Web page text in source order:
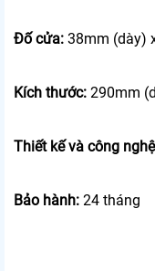
Đố cửa: 38mm (dày)
Kích thước: 290mm
Thiết kế và công
Bảo hành: 24 tháng